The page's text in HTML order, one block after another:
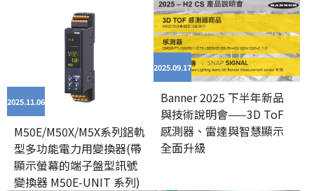
2025.1106
M50E/M50X/M5X系列鋁軌
型多功能電力用變換器(帶
顯示螢幕的端子盤型訊號
變換器 M50E-UNIT 系列)
2025.09 17
Banner 2025 下半年新品
與技術說明會——3D ToF
感測器、雷達與智慧顯示
全面升級